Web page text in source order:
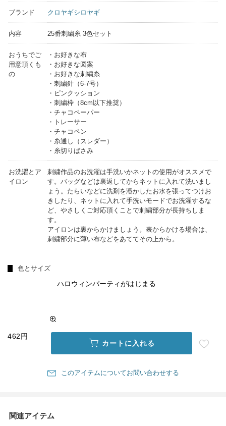
ブランド クロヤギシロヤギ
内容 25番刺繍糸 3色セット
おうちでご
用意頂くも
の
・お好きな布
・お好きな図案
・お好きな刺繍糸
・刺繍針（6-7号）
・ピンクッション
・刺繍枠（8cm以下推奨）
・チャコペーパー
・トレーサー
・チャコペン
・糸通し（スレダー）
・糸切りばさみ
お洗濯とア
イロン
刺繍作品のお洗濯は手洗いかネットの使用がオススメで
す。バッグなどは裏返してからネットに入れて洗いまし
ょう。たらいなどに洗剤を溶かしたお水を張ってつけお
きしたり、ネットに入れて手洗いモードでお洗濯するな
ど、やさしくご対応頂くことで刺繍部分が長持ちしま
す。
アイロンは裏からかけましょう。表からかける場合は、
刺繍部分に薄い布などをあててその上から。
色とサイズ
ハロウィンパーティがはじまる
462円
カートに入れる
このアイテムについてお問い合わせする
関連アイテム